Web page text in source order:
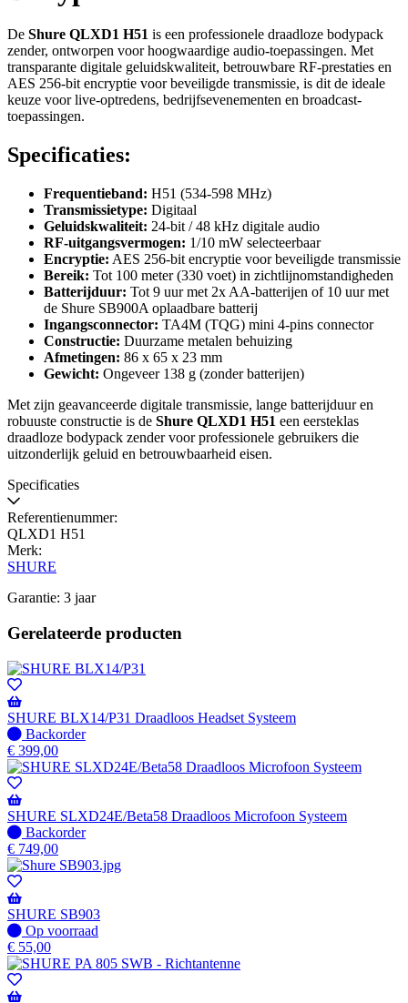
De Shure QLXD1 H51 is een professionele draadloze bodypack
zender, ontworpen voor hoogwaardige audio-toepassingen. Met
transparante digitale geluidskwaliteit, betrouwbare RF-prestaties en
AES 256-bit encryptie voor beveiligde transmissie, is dit de ideale
keuze voor live-optredens, bedrijfsevenementen en broadcast-
toepassingen.
Specificaties:
Frequentieband: H51 (534-598 MHz)
Transmissietype: Digitaal
Geluidskwaliteit: 24-bit / 48 kHz digitale audio
RF-uitgangsvermogen: 1/10 mW selecteerbaar
Encryptie: AES 256-bit encryptie voor beveiligde transmissie
Bereik: Tot 100 meter (330 voet) in zichtlijnomstandigheden
Batterijduur: Tot 9 uur met 2x AA-batterijen of 10 uur met
de Shure SB900A oplaadbare batterij
Ingangsconnector: TA4M (TQG) mini 4-pins connector
Constructie: Duurzame metalen behuizing
Afmetingen: 86 x 65 x 23 mm
Gewicht: Ongeveer 138 g (zonder batterijen)
Met zijn geavanceerde digitale transmissie, lange batterijduur en
robuuste constructie is de Shure QLXD1 H51 een eersteklas
draadloze bodypack zender voor professionele gebruikers die
uitzonderlijk geluid en betrouwbaarheid eisen.
Specificaties
Referentienummer:
QLXD1 H51
Merk:
SHURE
Garantie: 3 jaar
Gerelateerde producten
SHURE BLX14/P31 Draadloos Headset Systeem
Niet
op
voorraad
-
Wordt
verzonden
wanneer
beschikbaar
Backorder
€ 399,00
SHURE SLXD24E/Beta58 Draadloos Microfoon Systeem
Niet
op
voorraad
-
Wordt
verzonden
wanneer
beschikbaar
Backorder
€ 749,00
SHURE SB903
Op
voorraad
Op voorraad
€ 55,00